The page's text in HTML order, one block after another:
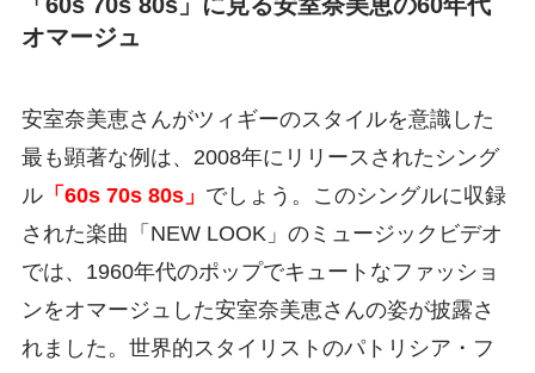
オマージュ
安室奈美恵さんがツィギーのスタイルを意識した
最も顕著な例は、2008年にリリースされたシング
ル「60s 70s 80s」 でしょう。このシングルに収録
された楽曲「NEW LOOK」のミュージックビデオ
では、1960年代のポップでキュートなファッショ
ンをオマージュした安室奈美恵さんの姿が披露さ
れました。世界的スタイリストのパトリシア・フ